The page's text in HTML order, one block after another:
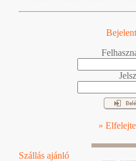
»
Szállás ajánló